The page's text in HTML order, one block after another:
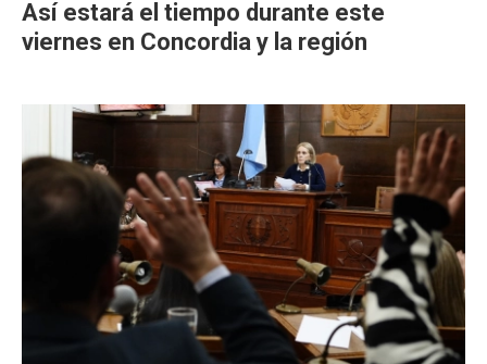
Así estará el tiempo durante este
viernes en Concordia y la región